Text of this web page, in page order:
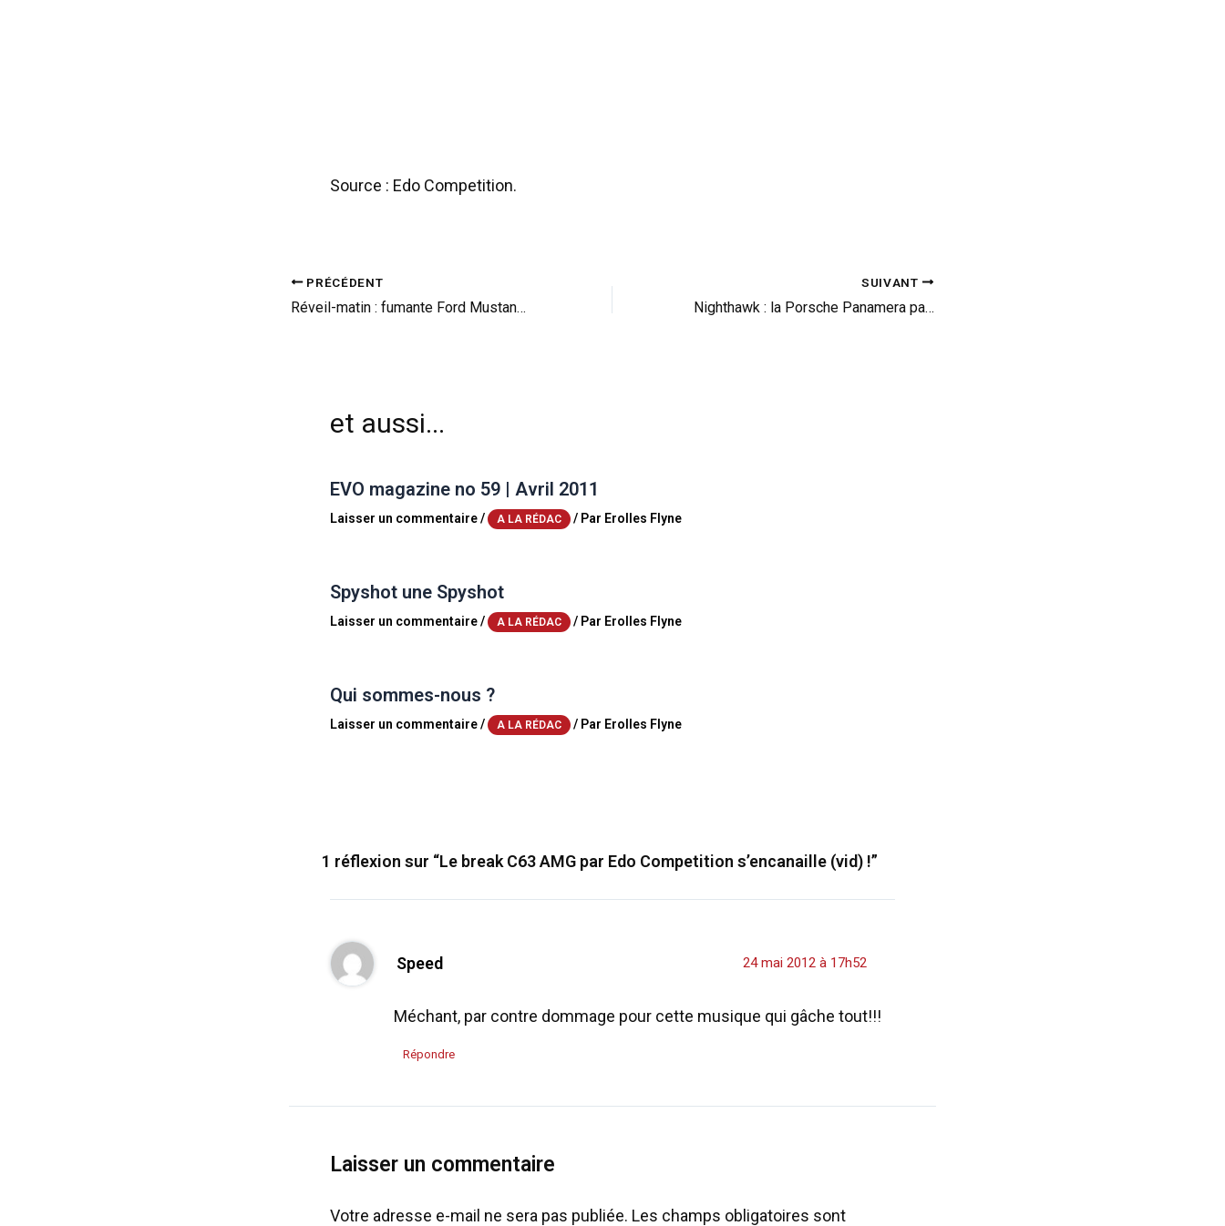
Source : Edo Competition.
PRÉCÉDENT
Réveil-matin : fumante Ford Mustang Shelby GT500 (vid)
SUIVANT
Nighthawk : la Porsche Panamera par GSC
et aussi...
EVO magazine no 59 | Avril 2011
Laisser un commentaire/ A LA RÉDAC / Par Erolles Flyne
Spyshot une Spyshot
Laisser un commentaire/ A LA RÉDAC / Par Erolles Flyne
Qui sommes-nous ?
Laisser un commentaire/ A LA RÉDAC / Par Erolles Flyne
1 réflexion sur “Le break C63 AMG par Edo Competition s’encanaille (vid) !”
Speed 24 mai 2012 à 17h52
Méchant, par contre dommage pour cette musique qui gâche tout!!!
Répondre
Laisser un commentaire
Votre adresse e-mail ne sera pas publiée. Les champs obligatoires sont